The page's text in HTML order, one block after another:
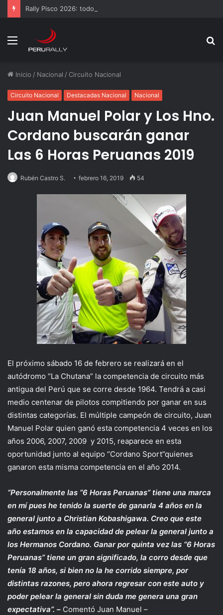
Rally Pisco 2026: todo listo para la gran final del RallyACP
Menú
Inicio / Nacional / Circuito Nacional
Circuito Nacional Destacadas Nacional Nacional
Juan Manuel Polar y Los Hno.
Cordano buscarán ganar
Las 6 Horas Peruanas 2019
Rubén Castro S. febrero 16, 2019 54
El próximo sábado 16 de febrero se realizará en el
autódromo “La Chutana” la competencia de circuito más
antigua del Perú que se corre desde 1964. Tendrá a casi
medio centenar de pilotos compitiendo por ganar en sus
distintas categorías. El múltiple campeón de circuito, Juan
Manuel Polar quien ganó esta competencia 4 veces en los
años 2006, 2007, 2009 y 2015, reaparece en esta
oportunidad junto al equipo “Cordano Sport”quienes
ganaron esta misma competencia en el año 2014.
“Personalmente las “6 Horas Peruanas” tiene una marca
en mí pues he tenido la suerte de ganarla 4 años en la
general junto a Christian Kobashigawa. Creo que este
año estamos en la capacidad de pelear la general junto a
los Hermanos Cordano. Ganar por quinta vez las “6 Horas
Peruanas” tiene un gran significado, la corro desde que
tenía 18 años, si bien no la he corrido siempre, por
distintas razones, pero ahora regresar con este auto y
poder pelear la general sin duda me genera una gran
expectativa”. – Comentó Juan Manuel –